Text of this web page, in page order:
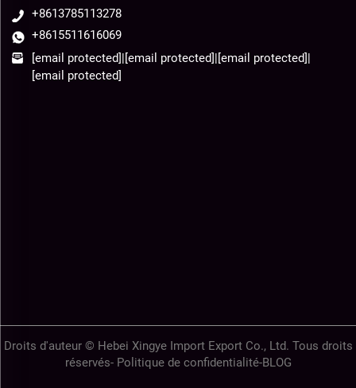
+8613785113278
+8615511616069
[email protected]|[email protected]|[email protected]|
[email protected]
Droits d'auteur © Hebei Xingye Import Export Co., Ltd. Tous droits
réservés- Politique de confidentialité-BLOG